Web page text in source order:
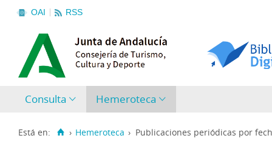
OAI RSS
Consulta Hemeroteca
Está en: › Hemeroteca › Publicaciones periódicas por